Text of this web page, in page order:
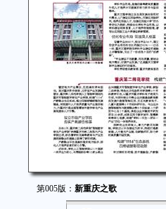
第005版： 新重庆之歌